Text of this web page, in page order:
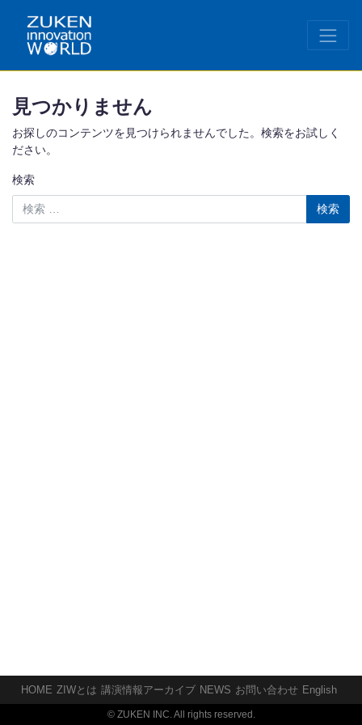
見つかりません
お探しのコンテンツを見つけられませんでした。検索をお試しく
ださい。
検索
HOME ZIWとは 講演情報アーカイブ NEWS お問い合わせ English
© ZUKEN INC. All rights reserved.